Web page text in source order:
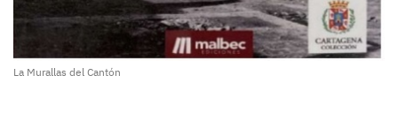
La Murallas del Cantón